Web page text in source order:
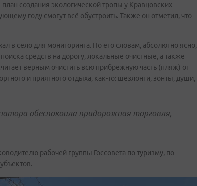
создания экологической тропы у Кравцовских
году смогут всё обустроить. Также он отметил, что
в село для мониторинга. По его словам, абсолютно ясно,
средств на дорогу, локальные очистные, а также
верным очистить всю прибрежную часть (пляж) от
и приятного отдыха, как-то: шезлонги, зонты, души,
обеспокоила придорожная торговля,
рабочей группы Госсовета по туризму, по